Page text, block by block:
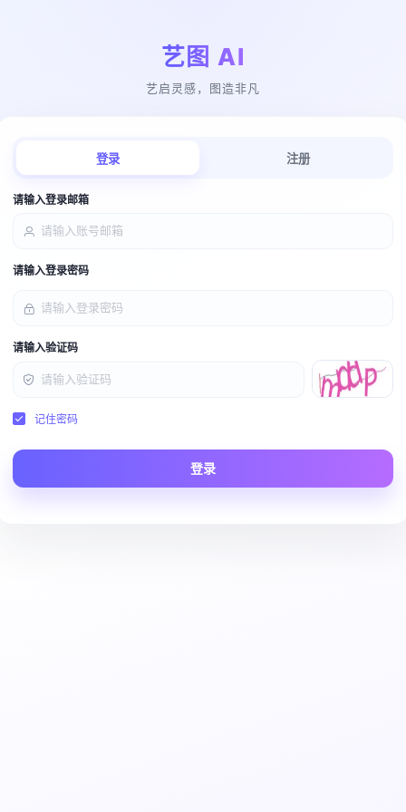
艺图 AI
艺启灵感，图造非凡
登录 注册
请输入登录邮箱
请输入登录密码
请输入验证码
记住密码
登录